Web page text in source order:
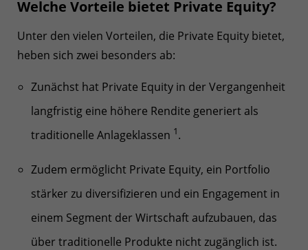
Welche Vorteile bietet Private Equity?
Unter den vielen Vorteilen, die Private Equity bietet,
heben sich zwei besonders ab:
Zunächst hat Private Equity in der Vergangenheit
langfristig eine höhere Rendite generiert als
traditionelle Anlageklassen 1.
Zudem ermöglicht Private Equity, ein Portfolio
stärker zu diversifizieren und ein Engagement in
einem Segment der Wirtschaft aufzubauen, das
über traditionelle Produkte nicht zugänglich ist.